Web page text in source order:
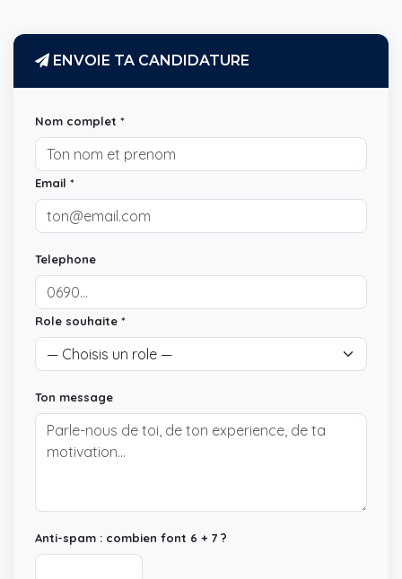
ENVOIE TA CANDIDATURE
Nom complet *
Email *
Telephone
Role souhaite *
Ton message
Anti-spam : combien font 6 + 7 ?